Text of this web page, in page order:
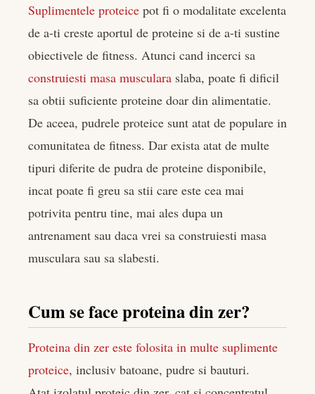
Suplimentele proteice pot fi o modalitate excelenta
de a-ti creste aportul de proteine si de a-ti sustine
obiectivele de fitness. Atunci cand incerci sa
construiesti masa musculara slaba, poate fi dificil
sa obtii suficiente proteine doar din alimentatie.
De aceea, pudrele proteice sunt atat de populare in
comunitatea de fitness. Dar exista atat de multe
tipuri diferite de pudra de proteine disponibile,
incat poate fi greu sa stii care este cea mai
potrivita pentru tine, mai ales dupa un
antrenament sau daca vrei sa construiesti masa
musculara sau sa slabesti.
Cum se face proteina din zer?
Proteina din zer este folosita in multe suplimente
proteice, inclusiv batoane, pudre si bauturi.